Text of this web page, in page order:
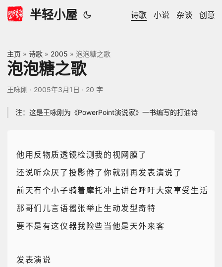
半轻小屋 诗歌 小说 杂谈 创意
主页 » 诗歌 » 2005 » 泡泡糖之歌
泡泡糖之歌
王咏刚 · 2005年3月1日 · 20 字
注：这是王咏刚为《PowerPoint演说家》一书编写的打油诗
他用反物质透镜检测我的视网膜了
还说听众厌了投影倦了你就别再发表演说了
前天有个小子骑着摩托冲上讲台呼吁大家享受生活
那哥们儿言语嚣张举止生动发型奇特
要不是有这仪器我险些当他是天外来客
发表演说